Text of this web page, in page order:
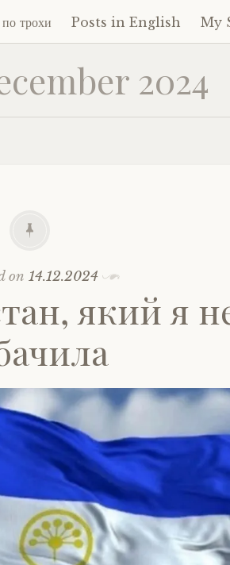
трохи Posts in English My
2024
on 14.12.2024
який я